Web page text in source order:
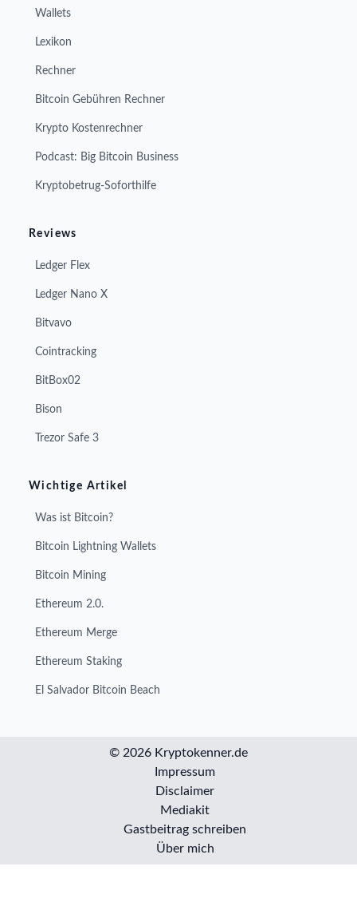
Wallets
Lexikon
Rechner
Bitcoin Gebühren Rechner
Krypto Kostenrechner
Podcast: Big Bitcoin Business
Kryptobetrug-Soforthilfe
Reviews
Ledger Flex
Ledger Nano X
Bitvavo
Cointracking
BitBox02
Bison
Trezor Safe 3
Wichtige Artikel
Was ist Bitcoin?
Bitcoin Lightning Wallets
Bitcoin Mining
Ethereum 2.0.
Ethereum Merge
Ethereum Staking
El Salvador Bitcoin Beach
© 2026 Kryptokenner.de
Impressum
Disclaimer
Mediakit
Gastbeitrag schreiben
Über mich